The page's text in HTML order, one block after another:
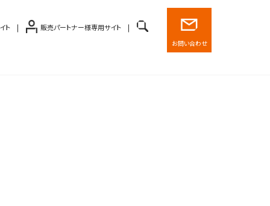
ト 販売パートナー様専用サイト
お問い合わせ